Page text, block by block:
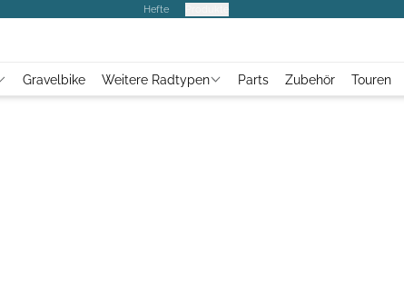
Hefte
Gravelbike Weitere Radtypen Parts Zubehör Touren